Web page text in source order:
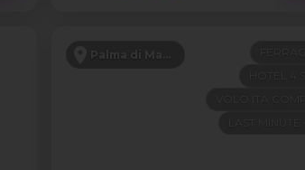
Palma di Maiorca